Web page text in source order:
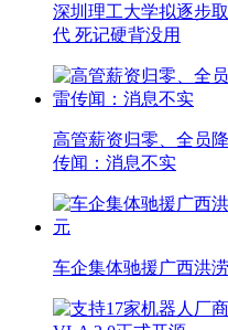
深圳理工大学拟逐步
代 死记硬背没用
高管薪资归零、全员
传闻：消息不实
车企集体驰援广西洪